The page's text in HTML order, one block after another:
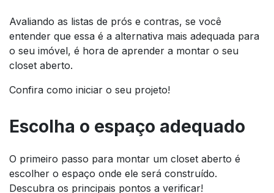
Avaliando as listas de prós e contras, se você
entender que essa é a alternativa mais adequada para
o seu imóvel, é hora de aprender a montar o seu
closet aberto.
Confira como iniciar o seu projeto!
Escolha o espaço adequado
O primeiro passo para montar um closet aberto é
escolher o espaço onde ele será construído.
Descubra os principais pontos a verificar!